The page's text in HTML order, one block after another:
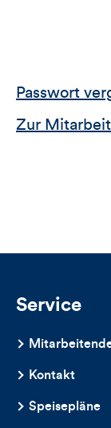
Passwort
Zur
Service
Kontakt
Speisepläne